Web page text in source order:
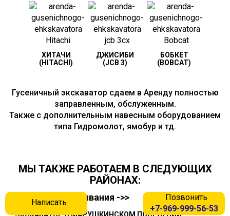
ХИТАЧИ
(HITACHI)
ДЖИСИБИ
(JCB 3)
БОБКЕТ
(BOBCAT)
Гусеничный экскаватор сдаем в Аренду полностью
заправленным, обслуженным.
Также с дополнительным навесным оборудованием
типа Гидромолот, ямобур и тд.
МЫ ТАКЖЕ РАБОТАЕМ В СЛЕДУЮЩИХ
РАЙОНАХ:
Города обслуживания ->>
ЭКСКАВАТОР В МАРУШКИНСКОМ ПОСЕЛЕНИИ
Позвонить
+7-969-999-56-53
Написать